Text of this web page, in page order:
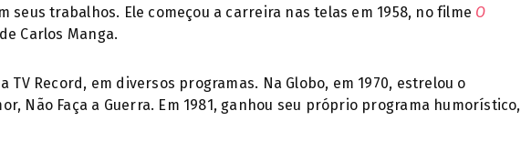
seus trabalhos. Ele começou a carreira nas telas em 1958, no filme O
Carlos Manga.
TV Record, em diversos programas. Na Globo, em 1970, estrelou o
Não Faça a Guerra. Em 1981, ganhou seu próprio programa humorístico,